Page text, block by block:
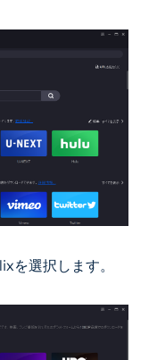
を選択します。